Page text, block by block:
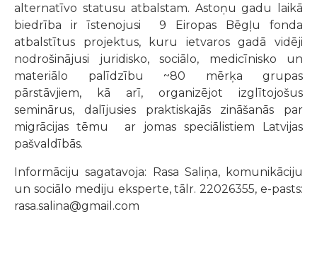
alternatīvo statusu atbalstam. Astoņu gadu laikā
biedrība ir īstenojusi 9 Eiropas Bēgļu fonda
atbalstītus projektus, kuru ietvaros gadā vidēji
nodrošinājusi juridisko, sociālo, medicīnisko un
materiālo palīdzību ~80 mērķa grupas
pārstāvjiem, kā arī, organizējot izglītojošus
seminārus, dalījusies praktiskajās zināšanās par
migrācijas tēmu ar jomas speciālistiem Latvijas
pašvaldībās.
Informāciju sagatavoja: Rasa Saliņa, komunikāciju
un sociālo mediju eksperte, tālr. 22026355, e-pasts:
rasa.salina@gmail.com